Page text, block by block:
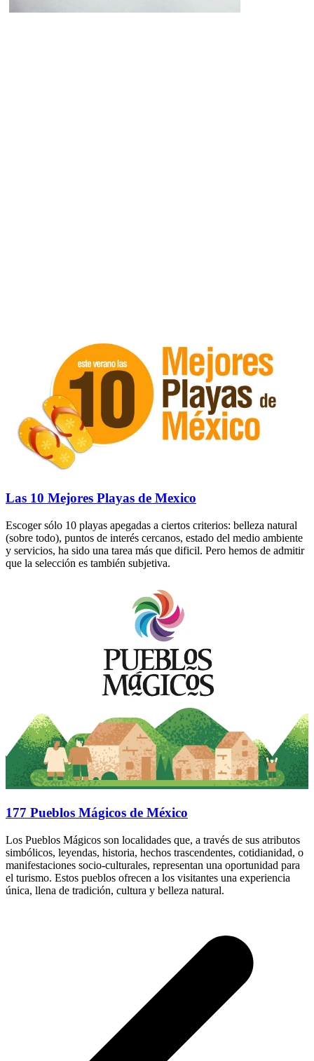
Las 10 Mejores Playas de Mexico
Escoger sólo 10 playas apegadas a ciertos criterios: belleza natural
(sobre todo), puntos de interés cercanos, estado del medio ambiente
y servicios, ha sido una tarea más que dificil. Pero hemos de admitir
que la selección es también subjetiva.
177 Pueblos Mágicos de México
Los Pueblos Mágicos son localidades que, a través de sus atributos
simbólicos, leyendas, historia, hechos trascendentes, cotidianidad, o
manifestaciones socio-culturales, representan una oportunidad para
el turismo. Estos pueblos ofrecen a los visitantes una experiencia
única, llena de tradición, cultura y belleza natural.